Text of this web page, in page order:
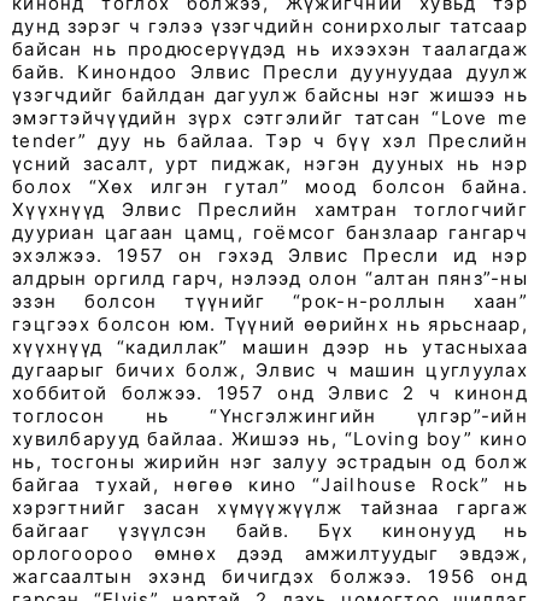
дунд зэрэг ч гэлээ үзэгчдийн сонирхолыг татсаар
байсан нь продюсерүүдэд нь ихээхэн таалагдаж
байв. Кинондоо Элвис Пресли дуунуудаа дуулж
үзэгчдийг байлдан дагуулж байсны нэг жишээ нь
эмэгтэйчүүдийн зүрх сэтгэлийг татсан “Love me
tender” дуу нь байлаа. Тэр ч бүү хэл Преслийн
үсний засалт, урт пиджак, нэгэн дууных нь нэр
болох “Хөх илгэн гутал” моод болсон байна.
Хүүхнүүд Элвис Преслийн хамтран тоглогчийг
дууриан цагаан цамц, гоёмсог банзлаар гангарч
эхэлжээ. 1957 он гэхэд Элвис Пресли ид нэр
алдрын оргилд гарч, нэлээд олон “алтан пянз”-ны
эзэн болсон түүнийг “рок-н-роллын хаан”
гэцгээх болсон юм. Түүний өөрийнх нь ярьснаар,
хүүхнүүд “кадиллак” машин дээр нь утасныхаа
дугаарыг бичих болж, Элвис ч машин цуглуулах
хоббитой болжээ. 1957 онд Элвис 2 ч кинонд
тоглосон нь “Үнсгэлжингийн үлгэр”-ийн
хувилбарууд байлаа. Жишээ нь, “Loving boy” кино
нь, тосгоны жирийн нэг залуу эстрадын од болж
байгаа тухай, нөгөө кино “Jailhouse Rock” нь
хэрэгтнийг засан хүмүүжүүлж тайзнаа гаргаж
байгааг үзүүлсэн байв. Бүх кинонууд нь
орлогоороо өмнөх дээд амжилтуудыг эвдэж,
жагсаалтын эхэнд бичигдэх болжээ. 1956 онд